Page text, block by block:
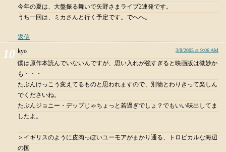
今年の夏は、大盤振る舞いで矢野さまライブ2連発です。
うち一回は、ミカさんと行く予定です。でへへ。
返信
kyo
3/8/2005 at 9:06 AM
僕は原作本読んでいないんですが、思い入れが強すぎると映画版は微妙か
も・・・
たぶんけっこう変えてるものと思われますので、別物とわりきって楽しん
でくださいね。
たぶんジョニー・デップじゃちょっと若過ぎでしょ？でもいい味出してま
したよ。
＞イギリスのように皮肉っぽいユーモアがまかり通る、トロピカルな海辺
の国